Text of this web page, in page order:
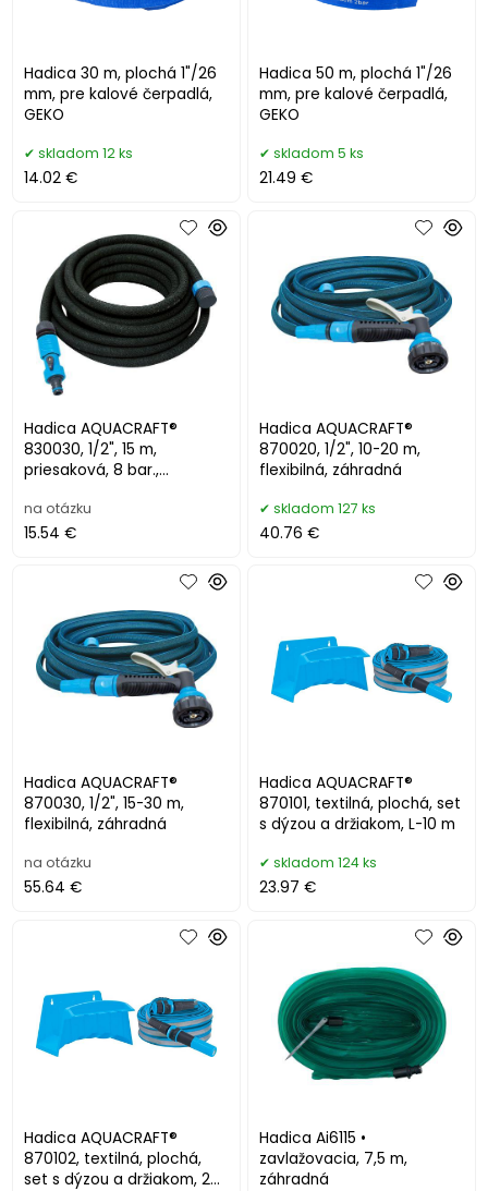
Hadica 30 m, plochá 1"/26
mm, pre kalové čerpadlá,
GEKO
skladom 12 ks
14.02 €
Hadica 50 m, plochá 1"/26
mm, pre kalové čerpadlá,
GEKO
skladom 5 ks
21.49 €
Hadica AQUACRAFT®
830030, 1/2", 15 m,
priesaková, 8 bar.,
na otázku
15.54 €
Hadica AQUACRAFT®
870020, 1/2", 10-20 m,
flexibilná, záhradná
skladom 127 ks
40.76 €
Hadica AQUACRAFT®
870030, 1/2", 15-30 m,
flexibilná, záhradná
na otázku
55.64 €
Hadica AQUACRAFT®
870101, textilná, plochá, set
s dýzou a držiakom, L-10 m
skladom 124 ks
23.97 €
Hadica AQUACRAFT®
870102, textilná, plochá,
set s dýzou a držiakom, 20
Hadica Ai6115 •
zavlažovacia, 7,5 m,
záhradná